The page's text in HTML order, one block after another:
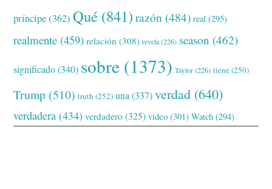
príncipe(362) Qué (841) razón (484) real (295)
realmente (459) relación (308) revela(226) season (462)
significado(340) sobre (1373) Taylor(226) tiene(250)
Trump (510) truth (252) una(337) verdad (640)
verdadera (434) verdadero (325) video (301) Watch (294)